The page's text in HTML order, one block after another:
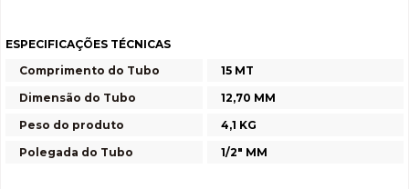
ESPECIFICAÇÕES TÉCNICAS
Comprimento do Tubo
15 MT
Dimensão do Tubo
12,70 MM
Peso do produto
4,1 KG
Polegada do Tubo
1/2" MM